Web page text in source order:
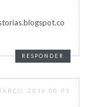
RESPONDER
2016 00:01